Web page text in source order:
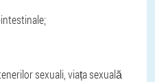
sexuali, viața sexuală